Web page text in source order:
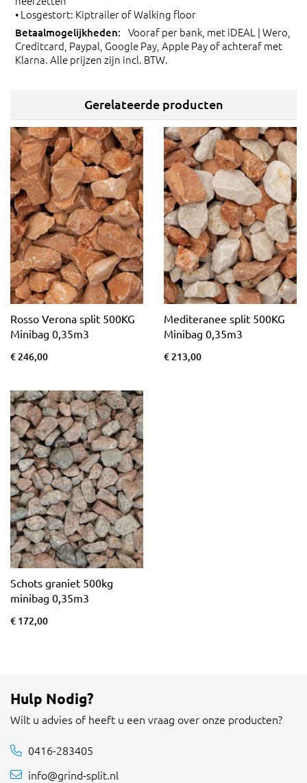
• Losgestort: Kiptrailer of Walking floor
Vooraf per bank, met iDEAL | Wero,
Creditcard, Paypal, Google Pay, Apple Pay of achteraf met
Klarna. Alle prijzen zijn incl. BTW.
Gerelateerde producten
Rosso Verona split 500KG
Minibag 0,35m3
€ 246,00
Mediteranee split 500KG
Minibag 0,35m3
€ 213,00
Schots graniet 500kg
minibag 0,35m3
€ 172,00
Hulp Nodig?
Wilt u advies of heeft u een vraag over onze producten?
0416-283405
info@grind-split.nl